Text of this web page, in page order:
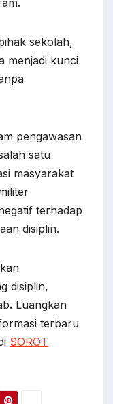
sekolah,
menjadi kunci
pengawasan
satu
masyarakat
terhadap
disiplin.
disiplin,
Luangkan
terbaru
SOROT